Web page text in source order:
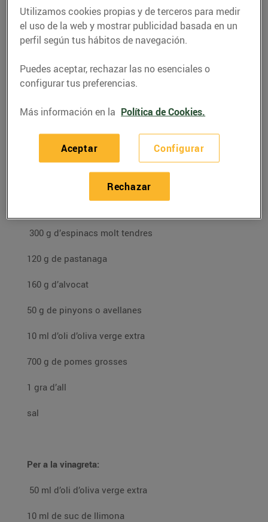
RECETAS
02/septiembre/2020
Ingredients (6 persones):
300 g d’espinacs molt tendres
120 g de pastanaga
160 g d’alvocat
50 g de pinyons o avellanes
10 ml d’oli d’oliva verge extra
700 g de pomes grosses
1 gra d’all
sal
Per a la vinagreta:
50 ml d’oli d’oliva verge extra
10 ml de suc de llimona
Utilizamos cookies propias y de terceros para medir
el uso de la web y mostrar publicidad basada en un
perfil según tus hábitos de navegación.
Puedes aceptar, rechazar las no esenciales o
configurar tus preferencias.
Más información en la Política de Cookies.
Configurar
Rechazar
Aceptar